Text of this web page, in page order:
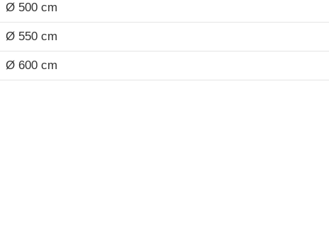
Ø 500 cm
Ø 550 cm
Ø 600 cm